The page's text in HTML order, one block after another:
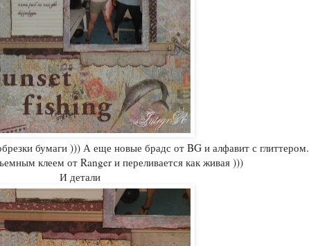
бумаги ))) А еще новые брадс от BG и алфавит с глиттером.
клеем от Ranger и переливается как живая )))
И детали